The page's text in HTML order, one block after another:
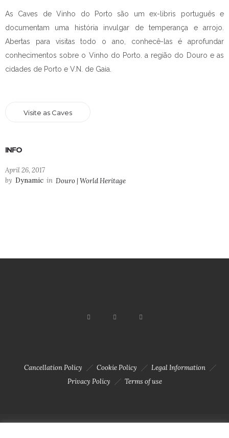
As Caves de Vinho do Porto são um ex-libris português e
documentam uma história invulgar de temperança e arrojo.
Abertas para visitas todo o ano, conhecê-las é aprofundar
conhecimentos sobre o Vinho do Porto. a região do Douro e as
cidades de Porto e V.N. de Gaia.
Visite as Caves
INFO
April 26, 2017
by Dynamic in Douro | World Heritage
Cancellation Policy Cookie Policy
Legal Information
Privacy Policy
Terms of use